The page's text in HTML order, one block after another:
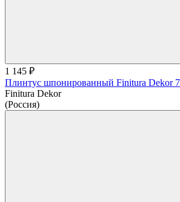
1 145 ₽
Плинтус шпонированный Finitura Dekor
Finitura Dekor
(Россия)